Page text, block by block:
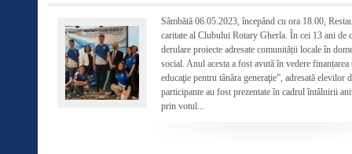
Sâmbătă 06.05.2023, începând cu ora 18.00,
caritate al Clubului Rotary Gherla. În cei 13 ani de
derulare proiecte adresate comunității locale în
social. Anul acesta a fost avută în vedere
educaţie pentru tânăra generaţie”, adresată elevilor
participante au fost prezentate în cadrul întâlnirii
prin votul...